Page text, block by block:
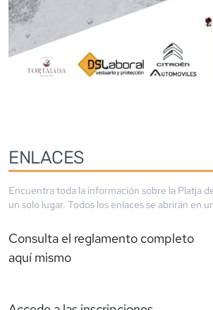
ENLACES
Encuentra toda la información sobre la Platja
un solo lugar. Todos los enlaces se abrirán en
Consulta el reglamento completo
aquí mismo